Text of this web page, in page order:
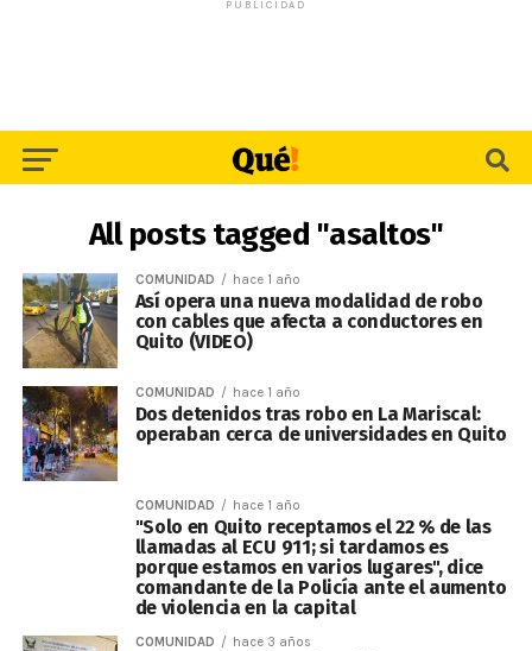
PUBLICIDAD
All posts tagged "asaltos"
COMUNIDAD hace 1 año
Así opera una nueva modalidad de robo
con cables que afecta a conductores en
Quito (VIDEO)
COMUNIDAD hace 1 año
Dos detenidos tras robo en La Mariscal:
operaban cerca de universidades en Quito
COMUNIDAD hace 1 año
"Solo en Quito receptamos el 22 % de las
llamadas al ECU 911; si tardamos es
porque estamos en varios lugares", dice
comandante de la Policía ante el aumento
de violencia en la capital
COMUNIDAD hace 3 años